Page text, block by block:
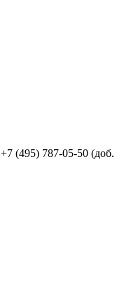
+7 (495) 787-05-50 (доб.